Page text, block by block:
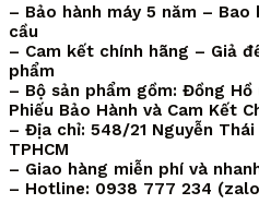
– Bảo hành máy 5 năm –
cầu
– Cam kết chính hãng – Giả
phẩm
– Bộ sản phẩm gồm: Đồng
Phiếu Bảo Hành và Cam Kết
– Địa chỉ: 548/21 Nguyễn
TPHCM
– Giao hàng miễn phí và
– Hotline: 0938 777 234